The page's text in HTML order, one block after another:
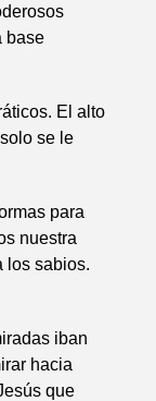
base
El alto
se le
para
nuestra
los sabios.
iban
hacia
que